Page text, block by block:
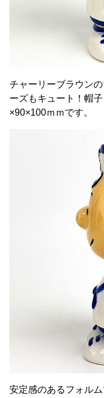
チャーリーブラウン
ーズもキュート！帽
×90×100ｍｍです。
安定感のあるフォル